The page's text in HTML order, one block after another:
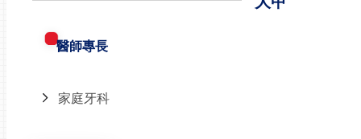
醫師專長
家庭牙科